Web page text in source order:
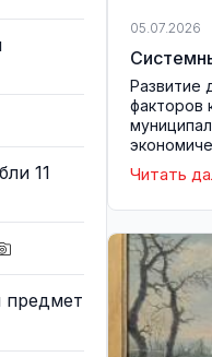
11
предмет
05.07.2026
Развитие
факторов
Читать